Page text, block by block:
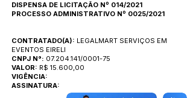
DISPENSA DE LICITAÇÃO Nº 014/2021
PROCESSO ADMINISTRATIVO Nº 0025/2021
CONTRATADO(A): LEGALMART SERVIÇOS EM
EVENTOS EIRELI
CNPJ N°: 07.204.141/0001-75
VALOR: R$ 15.600,00
VIGÊNCIA:
ASSINATURA: